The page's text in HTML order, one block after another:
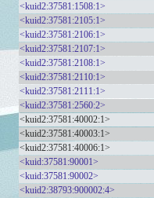
<kuid2:37581:1508:1>
<kuid2:37581:2105:1>
<kuid2:37581:2106:1>
<kuid2:37581:2107:1>
<kuid2:37581:2108:1>
<kuid2:37581:2110:1>
<kuid2:37581:2111:1>
<kuid2:37581:2560:2>
<kuid2:37581:40002:1>
<kuid2:37581:40003:1>
<kuid2:37581:40006:1>
<kuid:37581:90001>
<kuid:37581:90002>
<kuid2:38793:900002:4>